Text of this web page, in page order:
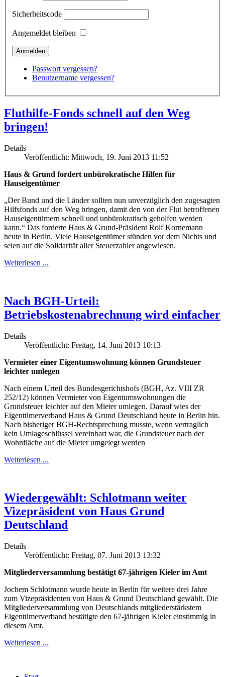
Sicherheitscode
Angemeldet bleiben
Passwort vergessen?
Benutzername vergessen?
Fluthilfe-Fonds schnell auf den Weg
bringen!
Details
Veröffentlicht: Mittwoch, 19. Juni 2013 11:52
Haus & Grund fordert unbürokratische Hilfen für
Hauseigentümer
„Der Bund und die Länder sollten nun unverzüglich den zugesagten
Hilfsfonds auf den Weg bringen, damit den von der Flut betroffenen
Hauseigentümern schnell und unbürokratisch geholfen werden
kann.“ Das forderte Haus & Grund-Präsident Rolf Kornemann
heute in Berlin. Viele Hauseigentümer stünden vor dem Nichts und
seien auf die Solidarität aller Steuerzahler angewiesen.
Weiterlesen ...
Nach BGH-Urteil:
Betriebskostenabrechnung wird einfacher
Details
Veröffentlicht: Freitag, 14. Juni 2013 10:13
Vermieter einer Eigentumswohnung können Grundsteuer
leichter umlegen
Nach einem Urteil des Bundesgerichtshofs (BGH, Az. VIII ZR
252/12) können Vermieter von Eigentumswohnungen die
Grundsteuer leichter auf den Mieter umlegen. Darauf wies der
Eigentümerverband Haus & Grund Deutschland heute in Berlin hin.
Nach bisheriger BGH-Rechtsprechung musste, wenn vertraglich
kein Umlageschlüssel vereinbart war, die Grundsteuer nach der
Wohnfläche auf die Mieter umgelegt werden
Weiterlesen ...
Wiedergewählt: Schlotmann weiter
Vizepräsident von Haus Grund
Deutschland
Details
Veröffentlicht: Freitag, 07. Juni 2013 13:32
Mitgliederversammlung bestätigt 67-jährigen Kieler im Amt
Jochem Schlotmann wurde heute in Berlin für weitere drei Jahre
zum Vizepräsidenten von Haus & Grund Deutschland gewählt. Die
Mitgliederversammlung von Deutschlands mitgliederstärkstem
Eigentümerverband bestätigte den 67-jährigen Kieler einstimmig in
diesem Amt.
Weiterlesen ...